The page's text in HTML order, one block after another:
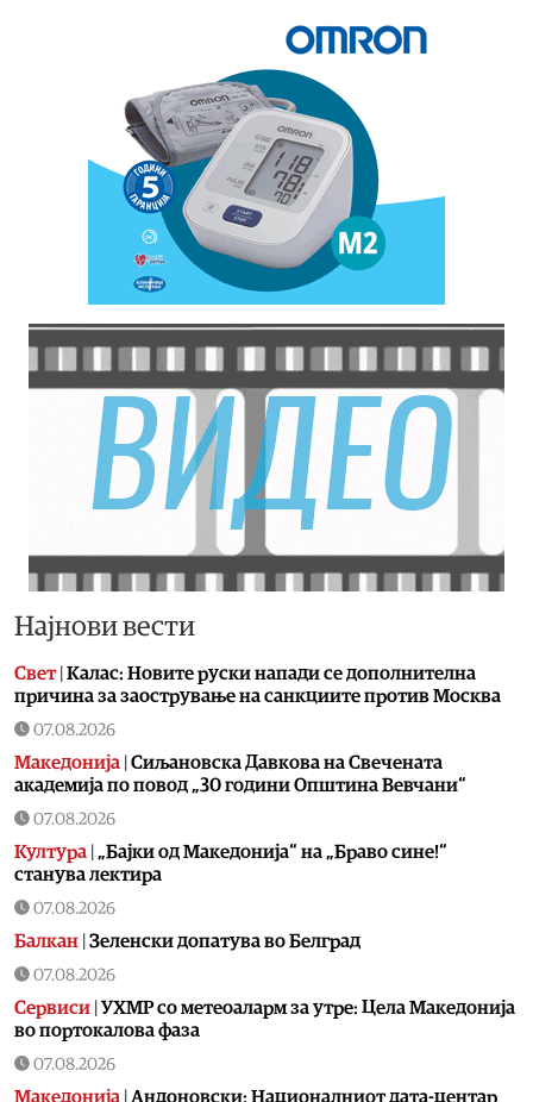
Најнови вести
Свет| Калас: Новите руски напади се дополнителна
причина за заострување на санкциите против Москва
07.08.2026
Македонија Сиљановска Давкова на Свечената
академија по повод „30 години Општина Вевчани“
07.08.2026
Култура „Бајки од Македонија“ на „Браво сине!“
станува лектира
07.08.2026
Балкан Зеленски допатува во Белград
07.08.2026
Сервиси УХМР со метеоаларм за утре: Цела Македонија
во портокалова фаза
07.08.2026
Македонија Андоновски: Националниот дата-центар